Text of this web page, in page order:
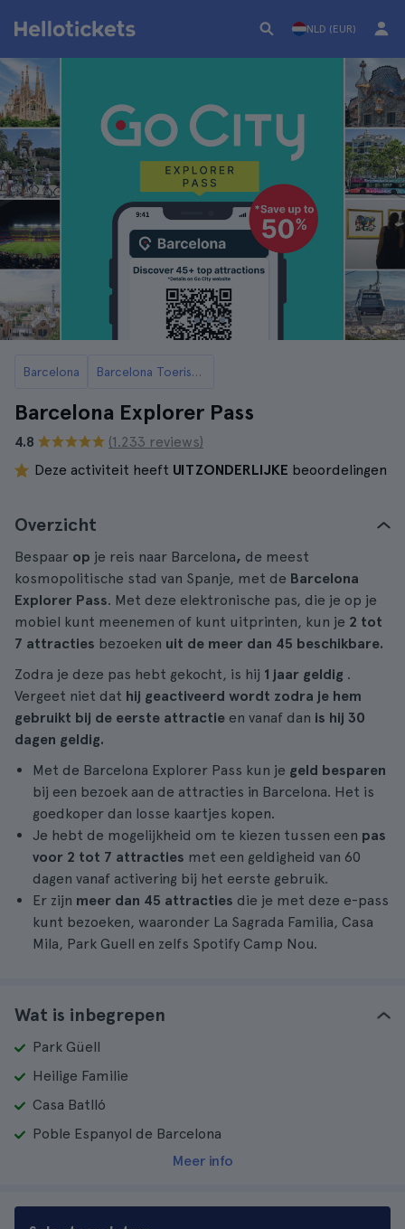
NLD (EUR)
Barcelona Barcelona Toeristenkaarten
Barcelona Explorer Pass
4.8
(1.233 reviews)
Deze activiteit heeft UITZONDERLIJKE beoordelingen
Overzicht
Bespaar op je reis naar Barcelona, de meest
kosmopolitische stad van Spanje, met de Barcelona
Explorer Pass. Met deze elektronische pas, die je op je
mobiel kunt meenemen of kunt uitprinten, kun je 2 tot
7 attracties bezoeken uit de meer dan 45 beschikbare.
Zodra je deze pas hebt gekocht, is hij 1 jaar geldig .
Vergeet niet dat hij geactiveerd wordt zodra je hem
gebruikt bij de eerste attractie en vanaf dan is hij 30
dagen geldig.
Met de Barcelona Explorer Pass kun je geld besparen
bij een bezoek aan de attracties in Barcelona. Het is
goedkoper dan losse kaartjes kopen.
Je hebt de mogelijkheid om te kiezen tussen een pas
voor 2 tot 7 attracties met een geldigheid van 60
dagen vanaf activering bij het eerste gebruik.
Er zijn meer dan 45 attracties die je met deze e-pass
kunt bezoeken, waaronder La Sagrada Familia, Casa
Mila, Park Guell en zelfs Spotify Camp Nou.
Wat is inbegrepen
Park Güell
Heilige Familie
Casa Batlló
Poble Espanyol de Barcelona
Meer info